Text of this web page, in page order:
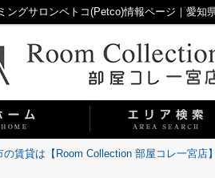
賃貸は【Room Collection 部屋コレ一宮店】